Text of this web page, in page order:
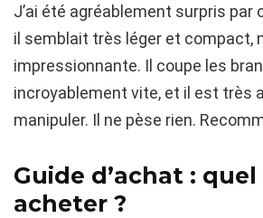
J’ai été agréablement surpris par
il semblait très léger et compact,
impressionnante. Il coupe les
incroyablement vite, et il est très
manipuler. Il ne pèse rien.
Guide d’achat :
acheter ?